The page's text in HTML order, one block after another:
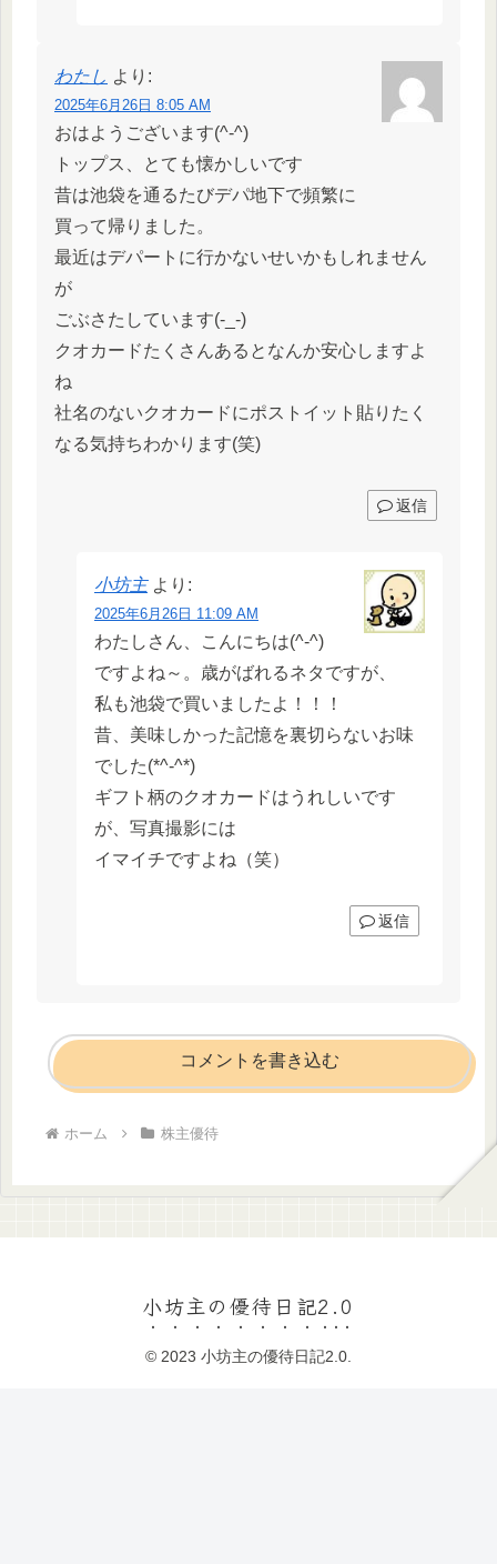
わたし より:
2025年6月26日 8:05 AM
おはようございます(^-^)
トップス、とても懐かしいです
昔は池袋を通るたびデパ地下で頻繁に
買って帰りました。
最近はデパートに行かないせいかもしれません
が
ごぶさたしています(-_-)
クオカードたくさんあるとなんか安心しますよ
ね
社名のないクオカードにポストイット貼りたく
なる気持ちわかります(笑)
返信
小坊主 より:
2025年6月26日 11:09 AM
わたしさん、こんにちは(^-^)
ですよね～。歳がばれるネタですが、
私も池袋で買いましたよ！！！
昔、美味しかった記憶を裏切らないお味
でした(*^-^*)
ギフト柄のクオカードはうれしいです
が、写真撮影には
イマイチですよね（笑）
返信
コメントを書き込む
ホーム 株主優待
小坊主の優待日記2.0
© 2023 小坊主の優待日記2.0.